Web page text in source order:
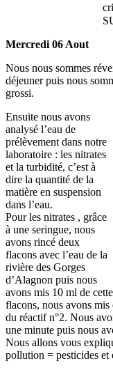
Mercredi 06 Aout
Nous nous sommes
déjeuner puis nous
grossi.
Ensuite nous avons
analysé l’eau de
prélèvement dans notre
laboratoire : les nitrates
et la turbidité, c’est à
dire la quantité de la
matière en suspension
dans l’eau.
Pour les nitrates , grâce
à une seringue, nous
avons rincé deux
flacons avec l’eau de la
rivière des Gorges
d’Alagnon puis nous
avons mis 10 ml de
flacons, nous avons
du réactif n°2. Nous
une minute puis nous
Nous allons vous
pollution = pesticides et